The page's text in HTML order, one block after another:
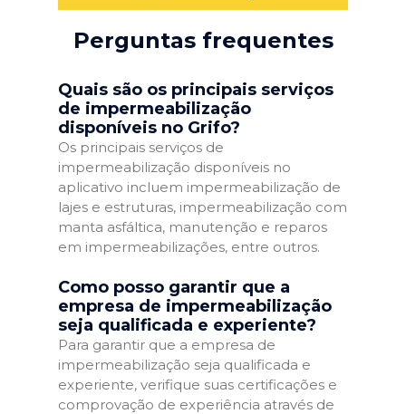
Perguntas frequentes
Quais são os principais serviços
de impermeabilização
disponíveis no Grifo?
Os principais serviços de
impermeabilização disponíveis no
aplicativo incluem impermeabilização de
lajes e estruturas, impermeabilização com
manta asfáltica, manutenção e reparos
em impermeabilizações, entre outros.
Como posso garantir que a
empresa de impermeabilização
seja qualificada e experiente?
Para garantir que a empresa de
impermeabilização seja qualificada e
experiente, verifique suas certificações e
comprovação de experiência através de